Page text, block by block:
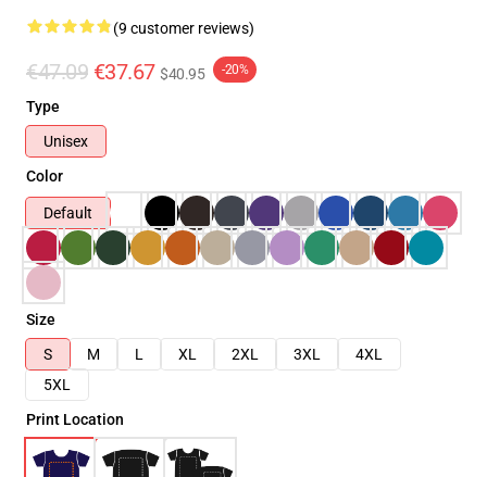
(9 customer reviews)
€47.09 €37.67 $40.95 -20%
Type
Unisex
Color
Default
Size
S
M L XL 2XL 3XL
4XL
5XL
Print Location